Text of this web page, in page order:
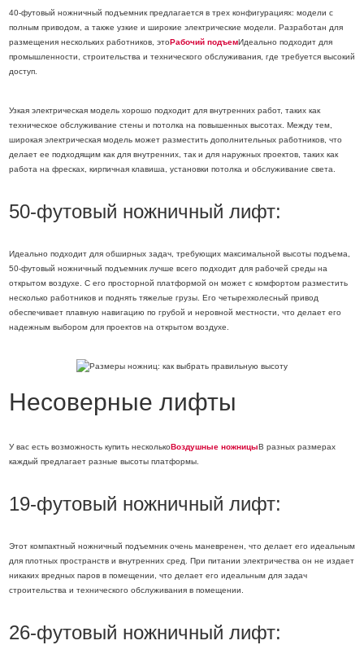
40-футовый ножничный подъемник предлагается в трех конфигурациях: модели с
полным приводом, а также узкие и широкие электрические модели. Разработан для
размещения нескольких работников, этоРабочий подъемИдеально подходит для
промышленности, строительства и технического обслуживания, где требуется высокий
доступ.
Узкая электрическая модель хорошо подходит для внутренних работ, таких как
техническое обслуживание стены и потолка на повышенных высотах. Между тем,
широкая электрическая модель может разместить дополнительных работников, что
делает ее подходящим как для внутренних, так и для наружных проектов, таких как
работа на фресках, кирпичная клавиша, установки потолка и обслуживание света.
50-футовый ножничный лифт:
Идеально подходит для обширных задач, требующих максимальной высоты подъема,
50-футовый ножничный подъемник лучше всего подходит для рабочей среды на
открытом воздухе. С его просторной платформой он может с комфортом разместить
несколько работников и поднять тяжелые грузы. Его четырехколесный привод
обеспечивает плавную навигацию по грубой и неровной местности, что делает его
надежным выбором для проектов на открытом воздухе.
Несоверные лифты
У вас есть возможность купить несколько Воздушные ножницыВ разных размерах
каждый предлагает разные высоты платформы.
19-футовый ножничный лифт:
Этот компактный ножничный подъемник очень маневренен, что делает его идеальным
для плотных пространств и внутренних сред. При питании электричества он не издает
никаких вредных паров в помещении, что делает его идеальным для задач
строительства и технического обслуживания в помещении.
26-футовый ножничный лифт: